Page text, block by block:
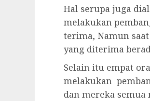
Hal serupa juga
melakukan
terima, Namun
yang diterima
Selain itu empat
melakukan
dan mereka semua